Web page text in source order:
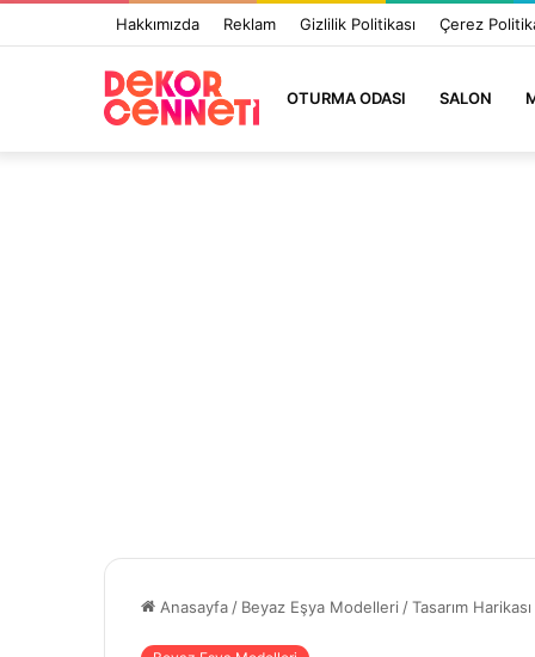
Hakkımızda Reklam Gizlilik Politikası Çerez
OTURMA ODASI SALON
Anasayfa / Beyaz Eşya Modelleri /Tasarım